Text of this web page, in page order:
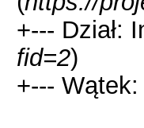
+--- Dział:
fid=2)
+---